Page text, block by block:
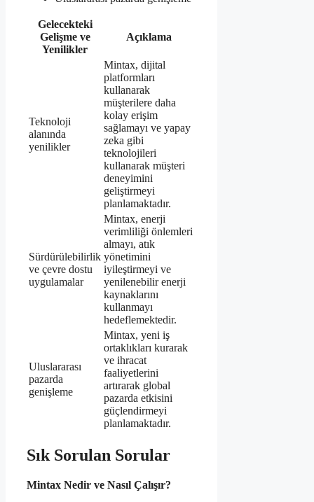
Gelecekteki
Gelişme ve
Yenilikler
Açıklama
Teknoloji
alanında
yenilikler
Mintax, dijital
platformları
kullanarak
müşterilere daha
kolay erişim
sağlamayı ve yapay
zeka gibi
teknolojileri
kullanarak müşteri
deneyimini
geliştirmeyi
planlamaktadır.
Sürdürülebilirlik
ve çevre dostu
uygulamalar
Mintax, enerji
verimliliği önlemleri
almayı, atık
yönetimini
iyileştirmeyi ve
yenilenebilir enerji
kaynaklarını
kullanmayı
hedeflemektedir.
Uluslararası
pazarda
genişleme
Mintax, yeni iş
ortaklıkları kurarak
ve ihracat
faaliyetlerini
artırarak global
pazarda etkisini
güçlendirmeyi
planlamaktadır.
Sık Sorulan Sorular
Mintax Nedir ve Nasıl Çalışır?